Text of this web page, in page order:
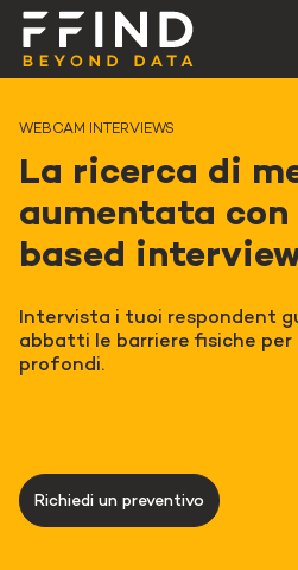
WEBCAM INTERVIEWS
La ricerca di
aumentata con
based
Intervista i tuoi respondent
abbatti le barriere fisiche
profondi.
Richiedi un preventivo